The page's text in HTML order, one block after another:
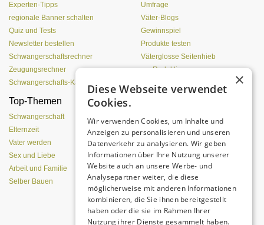
Experten-Tipps
regionale Banner schalten
Quiz und Tests
Newsletter bestellen
Schwangerschaftsrechner
Zeugungsrechner
Schwangerschafts-Kalender
Umfrage
Väter-Blogs
Gewinnspiel
Produkte testen
Väterglosse Seitenhieb
zur Redaktion
Top-Themen
Schwangerschaft
Elternzeit
Vater werden
Sex und Liebe
Arbeit und Familie
Selber Bauen
Eine entspannte Atmosphäre trotz
×
Diese Webseite verwendet
Cookies.
Wir verwenden Cookies, um Inhalte und
Anzeigen zu personalisieren und unseren
Datenverkehr zu analysieren. Wir geben
Informationen über Ihre Nutzung unserer
Website auch an unsere Werbe- und
Analysepartner weiter, die diese
möglicherweise mit anderen Informationen
kombinieren, die Sie ihnen bereitgestellt
haben oder die sie im Rahmen Ihrer
Nutzung ihrer Dienste gesammelt haben.